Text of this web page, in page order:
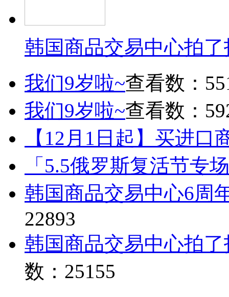
韩国商品交易中心拍
我们9岁啦~查看数：
我们9岁啦~查看数：
【12月1日起】买进口
「5.5俄罗斯复活节专
韩国商品交易中心6周
22893
韩国商品交易中心拍
数：25155